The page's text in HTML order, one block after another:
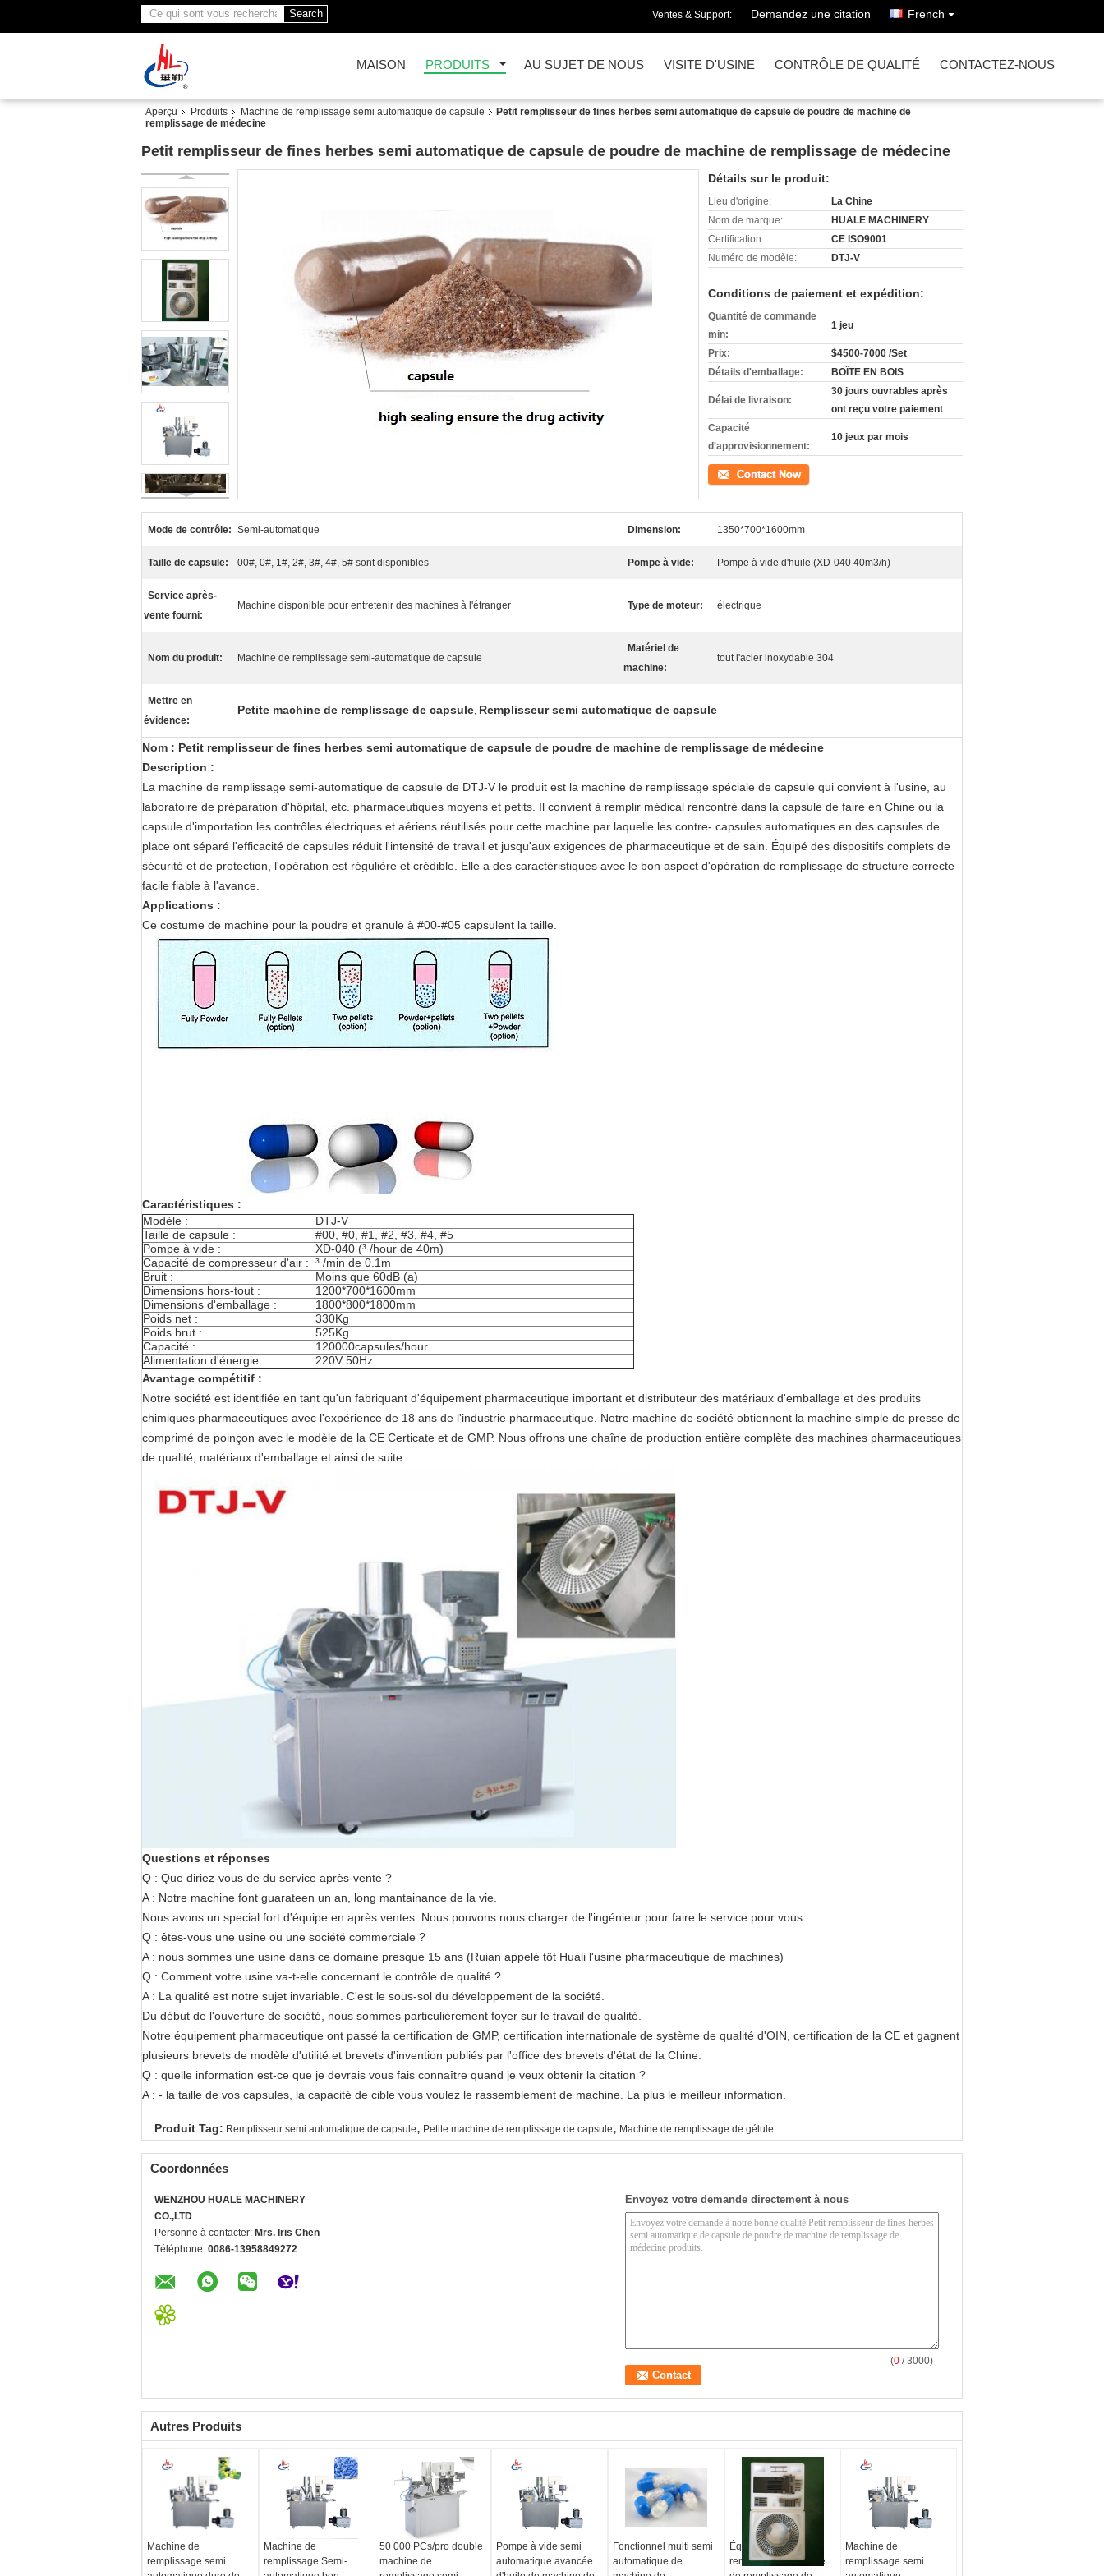
Search Ventes & Support: Demandez une citation French
MAISON PRODUITS AU SUJET DE NOUS VISITE D'USINE CONTRÔLE DE QUALITÉ CONTACTEZ-NOUS
Aperçu Produits Machine de remplissage semi automatique de capsule
Petit remplisseur de fines herbes semi automatique de capsule de poudre de machine de
remplissage de médecine
Petit remplisseur de fines herbes semi automatique de capsule de poudre de machine de remplissage de médecine
Détails sur le produit:
Lieu d'origine:
La Chine
Nom de marque:
HUALE MACHINERY
Certification:
CE ISO9001
Numéro de modèle:
DTJ-V
Conditions de paiement et expédition:
Quantité de commande
min:
1 jeu
Prix:
$4500-7000 /Set
Détails d'emballage:
BOÎTE EN BOIS
Délai de livraison:
30 jours ouvrables après
ont reçu votre paiement
Capacité
d'approvisionnement:
10 jeux par mois
Contact
Mode de contrôle: Semi-automatique Dimension: 1350*700*1600mm
Taille de capsule: 00#, 0#, 1#, 2#, 3#, 4#, 5# sont disponibles Pompe à vide: Pompe à vide d'huile (XD-040 40m3/h)
Service après-
vente fourni:
Machine disponible pour entretenir des machines à l'étranger Type de moteur: électrique
Nom du produit: Machine de remplissage semi-automatique de capsule
Matériel de
machine:
tout l'acier inoxydable 304
Mettre en
évidence:
Petite machine de remplissage de capsule, Remplisseur semi automatique de capsule
Nom : Petit remplisseur de fines herbes semi automatique de capsule de poudre de machine de remplissage de médecine
Description :
La machine de remplissage semi-automatique de capsule de DTJ-V le produit est la machine de remplissage spéciale de capsule qui convient à l'usine, au
laboratoire de préparation d'hôpital, etc. pharmaceutiques moyens et petits. Il convient à remplir médical rencontré dans la capsule de faire en Chine ou la
capsule d'importation les contrôles électriques et aériens réutilisés pour cette machine par laquelle les contre- capsules automatiques en des capsules de
place ont séparé l'efficacité de capsules réduit l'intensité de travail et jusqu'aux exigences de pharmaceutique et de sain. Équipé des dispositifs complets de
sécurité et de protection, l'opération est régulière et crédible. Elle a des caractéristiques avec le bon aspect d'opération de remplissage de structure correcte
facile fiable à l'avance.
Applications :
Ce costume de machine pour la poudre et granule à #00-#05 capsulent la taille.
Caractéristiques :
Modèle :
DTJ-V
Taille de capsule :
#00, #0, #1, #2, #3, #4, #5
Pompe à vide :
XD-040 (³ /hour de 40m)
Capacité de compresseur d'air : ³ /min de 0.1m
Bruit :
Moins que 60dB (a)
Dimensions hors-tout :
1200*700*1600mm
Dimensions d'emballage :
1800*800*1800mm
Poids net :
330Kg
Poids brut :
525Kg
Capacité :
120000capsules/hour
Alimentation d'énergie :
220V 50Hz
Avantage compétitif :
Notre société est identifiée en tant qu'un fabriquant d'équipement pharmaceutique important et distributeur des matériaux d'emballage et des produits
chimiques pharmaceutiques avec l'expérience de 18 ans de l'industrie pharmaceutique. Notre machine de société obtiennent la machine simple de presse de
comprimé de poinçon avec le modèle de la CE Certicate et de GMP. Nous offrons une chaîne de production entière complète des machines pharmaceutiques
de qualité, matériaux d'emballage et ainsi de suite.
Questions et réponses
Q : Que diriez-vous de du service après-vente ?
A : Notre machine font guarateen un an, long mantainance de la vie.
Nous avons un special fort d'équipe en après ventes. Nous pouvons nous charger de l'ingénieur pour faire le service pour vous.
Q : êtes-vous une usine ou une société commerciale ?
A : nous sommes une usine dans ce domaine presque 15 ans (Ruian appelé tôt Huali l'usine pharmaceutique de machines)
Q : Comment votre usine va-t-elle concernant le contrôle de qualité ?
A : La qualité est notre sujet invariable. C'est le sous-sol du développement de la société.
Du début de l'ouverture de société, nous sommes particulièrement foyer sur le travail de qualité.
Notre équipement pharmaceutique ont passé la certification de GMP, certification internationale de système de qualité d'OIN, certification de la CE et gagnent
plusieurs brevets de modèle d'utilité et brevets d'invention publiés par l'office des brevets d'état de la Chine.
Q : quelle information est-ce que je devrais vous fais connaître quand je veux obtenir la citation ?
A : - la taille de vos capsules, la capacité de cible vous voulez le rassemblement de machine. La plus le meilleur information.
Produit Tag: Remplisseur semi automatique de capsule, Petite machine de remplissage de capsule, Machine de remplissage de gélule
Coordonnées
WENZHOU HUALE MACHINERY
CO.,LTD
Personne à contacter: Mrs. Iris Chen
Téléphone: 0086-13958849272
Envoyez votre demande directement à nous
(0 / 3000)
Autres Produits
Machine de
remplissage semi
Machine de
remplissage Semi-
50 000 PCs/pro double
machine de
Pompe à vide semi
automatique avancée
Fonctionnel multi semi
automatique de
Équipement
remplissant de gélule
Machine de
remplissage semi